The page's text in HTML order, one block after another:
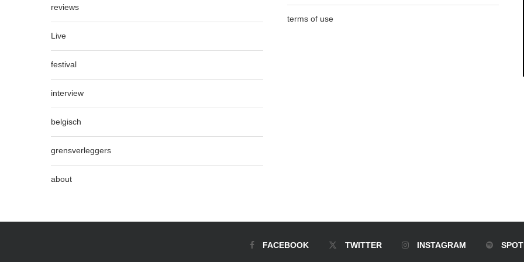
reviews
Live
festival
interview
belgisch
grensverleggers
about
terms of use
FACEBOOK TWITTER INSTAGRAM